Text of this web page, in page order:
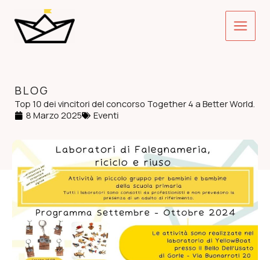
contenuto
Main
Menu
BLOG
Top 10 dei vincitori del concorso Together 4 a Better World.
8 Marzo 2025
Eventi